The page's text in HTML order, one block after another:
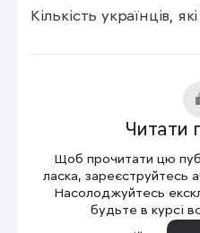
Кількість українців,
дезінформацію,
джерело в матеріалі,
Орієнтуються при
фотопідтвердження
наявність різних
Читати
Щоб прочитати цю
ласка, зареєструйтесь
Насолоджуйтесь
будьте в курсі